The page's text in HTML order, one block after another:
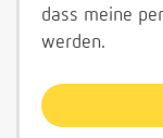
dass meine
werden.